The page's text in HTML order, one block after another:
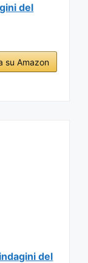
del
su Amazon
del